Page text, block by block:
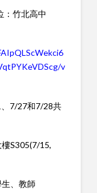
竹北高中
v
7/27和7/28共
S305(7/15,
、教師